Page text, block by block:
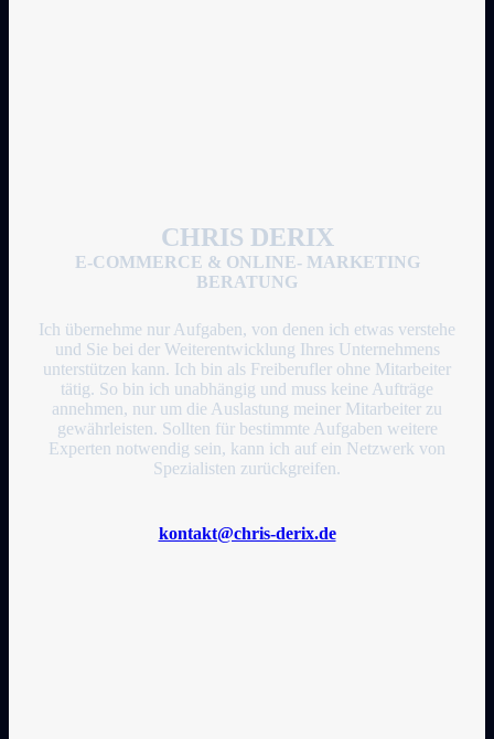
CHRIS DERIX
E-COMMERCE & ONLINE- MARKETING
BERATUNG
Ich übernehme nur Aufgaben, von denen ich etwas verstehe
und Sie bei der Weiterentwicklung Ihres Unternehmens
unterstützen kann. Ich bin als Freiberufler ohne Mitarbeiter
tätig. So bin ich unabhängig und muss keine Aufträge
annehmen, nur um die Auslastung meiner Mitarbeiter zu
gewährleisten. Sollten für bestimmte Aufgaben weitere
Experten notwendig sein, kann ich auf ein Netzwerk von
Spezialisten zurückgreifen.
kontakt@chris-derix.de